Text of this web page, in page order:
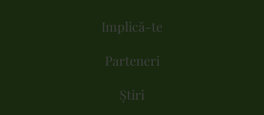
Implică-te
Parteneri
Știri